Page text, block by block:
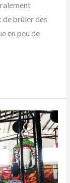
de brûler des
en peu de